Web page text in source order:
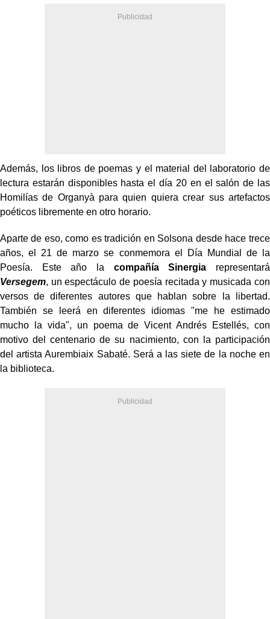
Además, los libros de poemas y el material del laboratorio de
lectura estarán disponibles hasta el día 20 en el salón de las
Homilías de Organyà para quien quiera crear sus artefactos
poéticos libremente en otro horario.
Aparte de eso, como es tradición en Solsona desde hace trece
años, el 21 de marzo se conmemora el Día Mundial de la
Poesía. Este año la compañía Sinergia representará
Versegem, un espectáculo de poesía recitada y musicada con
versos de diferentes autores que hablan sobre la libertad.
También se leerá en diferentes idiomas "me he estimado
mucho la vida", un poema de Vicent Andrés Estellés, con
motivo del centenario de su nacimiento, con la participación
del artista Aurembiaix Sabaté. Será a las siete de la noche en
la biblioteca.